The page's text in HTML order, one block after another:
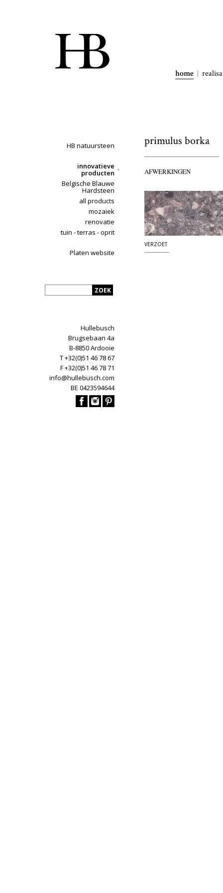
home
HB natuursteen
innovatieve
producten
Belgische Blauwe
Hardsteen
all products
mozaïek
renovatie
tuin - terras - oprit
Platen website
Hullebusch
Brugsebaan 4a
B-8850 Ardooie
T +32(0)51 46 78 67
F +32(0)51 46 78 71
info@hullebusch.com
BE 0423594644
primulus borka
AFWERKINGEN
VERZOET